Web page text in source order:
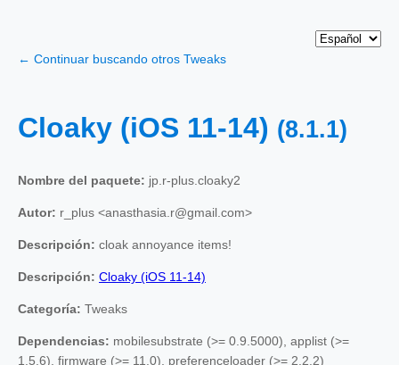
← Continuar buscando otros Tweaks
Cloaky (iOS 11-14) (8.1.1)
Nombre del paquete: jp.r-plus.cloaky2
Autor: r_plus <anasthasia.r@gmail.com>
Descripción: cloak annoyance items!
Descripción: Cloaky (iOS 11-14)
Categoría: Tweaks
Dependencias: mobilesubstrate (>= 0.9.5000), applist (>=
1.5.6), firmware (>= 11.0), preferenceloader (>= 2.2.2)